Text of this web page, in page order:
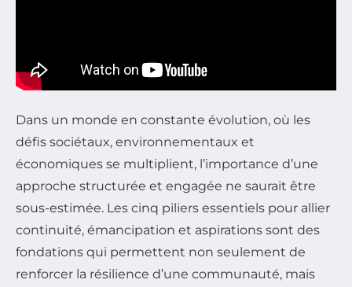
Dans un monde en constante évolution, où les
défis sociétaux, environnementaux et
économiques se multiplient, l’importance d’une
approche structurée et engagée ne saurait être
sous-estimée. Les cinq piliers essentiels pour allier
continuité, émancipation et aspirations sont des
fondations qui permettent non seulement de
renforcer la résilience d’une communauté, mais